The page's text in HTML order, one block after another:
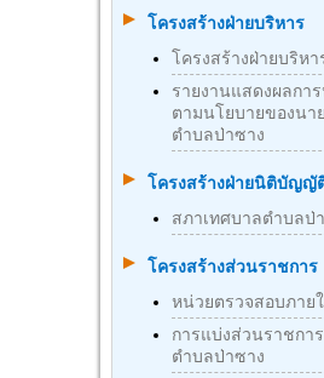
โครงสร้างฝ่ายบริหาร
โครงสร้างฝ่ายบริหา
รายงานแสดงผลกา
ตามนโยบายของนา
ตำบลป่าซาง
โครงสร้างฝ่ายนิติบัญญั
สภาเทศบาลตำบลป่
โครงสร้างส่วนราชการ
หน่วยตรวจสอบภาย
การแบ่งส่วนราชกา
ตำบลป่าซาง